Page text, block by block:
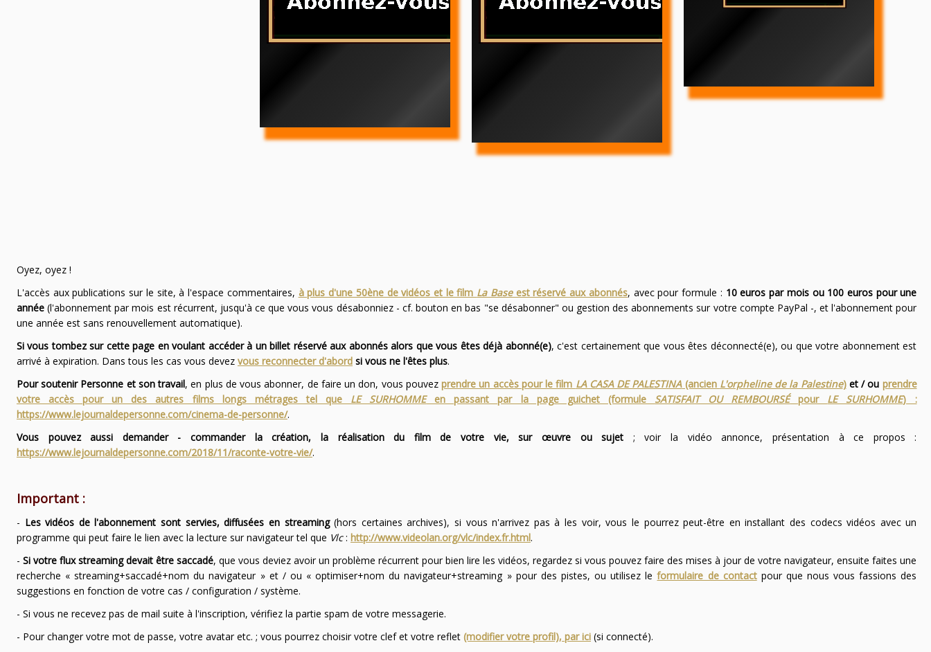
Oyez, oyez !
L'accès aux publications sur le site, à l'espace commentaires, à plus d'une 50ène de vidéos et le film La Baseest réservé aux abonnés, avec pour formule : 10 euros par mois ou 100 euros pour une
année(l'abonnement par mois est récurrent, jusqu'à ce que vous vous désabonniez - cf. bouton en bas "se désabonner" ou gestion des abonnements sur votre compte PayPal -, et l'abonnement pour
une année est sans renouvellement automatique).
Si vous tombez sur cette page en voulant accéder à un billet réservé aux abonnés alors que vous êtes déjà abonné(e), c'est certainement que vous êtes déconnecté(e), ou que votre abonnement est
arrivé à expiration. Dans tous les cas vous devez vous reconnecter d'abordsi vous ne l'êtes plus.
Pour soutenir Personne et son travail, en plus de vous abonner, de faire un don, vous pouvezprendre un accès pour le film LA CASA DE PALESTINA(ancien L'orpheline de la Palestine)et / ou prendre
votre accès pour un des autres films longs métrages tel que LE SURHOMMEen passant par la page guichet (formule SATISFAIT OU REMBOURSÉpour LE SURHOMME) :
https://www.lejournaldepersonne.com/cinema-de-personne/.
Vous pouvez aussi demander - commander la création, la réalisation du film de votre vie, sur œuvre ou sujet ; voir la vidéo annonce, présentation à ce propos :
https://www.lejournaldepersonne.com/2018/11/raconte-votre-vie/.
Important :
- Les vidéos de l'abonnement sont servies, diffusées en streaming(hors certaines archives), si vous n'arrivez pas à les voir, vous le pourrez peut-être en installant des codecs vidéos avec un
programme qui peut faire le lien avec la lecture sur navigateur tel que Vlc: http://www.videolan.org/vlc/index.fr.html.
- Si votre flux streaming devait être saccadé, que vous deviez avoir un problème récurrent pour bien lire les vidéos, regardez si vous pouvez faire des mises à jour de votre navigateur, ensuite faites une
recherche « streaming+saccadé+nom du navigateur » et / ou « optimiser+nom du navigateur+streaming » pour des pistes, ou utilisez leformulaire de contactpour que nous vous fassions des
suggestions en fonction de votre cas / configuration / système.
- Si vous ne recevez pas de mail suite à l'inscription, vérifiez la partie spam de votre messagerie.
- Pour changer votre mot de passe, votre avatar etc. ; vous pourrez choisir votre clef et votre reflet (modifier votre profil), par ici(si connecté).